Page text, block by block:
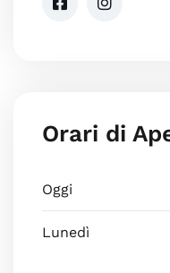
Orari di
Oggi
Lunedì